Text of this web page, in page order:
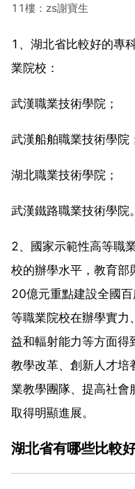
11樓：zs謝寶生
1、湖北省比較好的專
業院校：
武漢職業技術學院；
武漢船舶職業技術學院
湖北職業技術學院；
武漢鐵路職業技術學院。
2、國家示範性高等職
校的辦學水平，教育部
20億元重點建設全國
等職業院校在辦學實力
益和輻射能力等方面得
教學改革、創新人才培
業教學團隊、提高社會
取得明顯進展。
湖北省有哪些比較